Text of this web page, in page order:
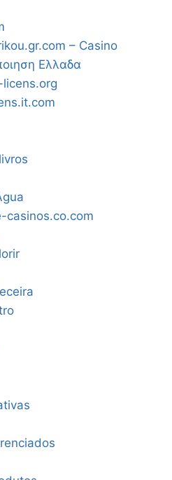
– Casino
Ελλαδα
casinos.co.com